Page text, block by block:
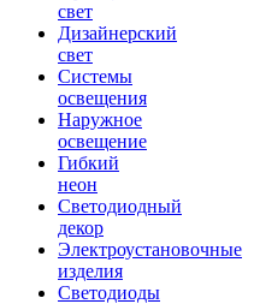
свет
Дизайнерский
свет
Системы
освещения
Наружное
освещение
Гибкий
неон
Светодиодный
декор
Электроустановочные
изделия
Светодиоды